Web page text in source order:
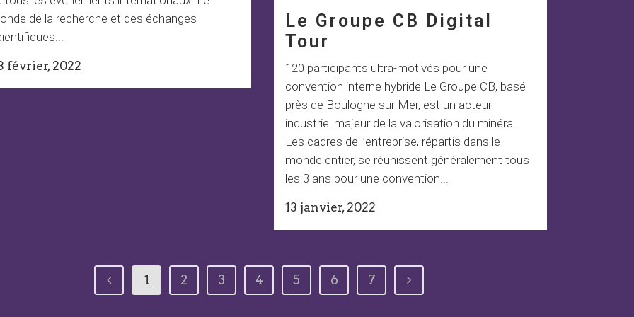
de la recherche et des échanges
février, 2022
Le Groupe CB Digital
Tour
120 participants ultra-motivés pour une
convention interne hybride Le Groupe CB, basé
près de Boulogne sur Mer, est un acteur
industriel majeur de la valorisation du minéral.
Les cadres de l’entreprise, répartis dans le
monde entier, se réunissent généralement tous
les 3 ans pour une convention...
13 janvier, 2022
1 2 3 4 5 6 7